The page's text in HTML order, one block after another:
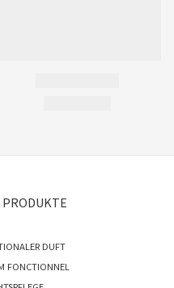
DUFT
FONCTIONNEL